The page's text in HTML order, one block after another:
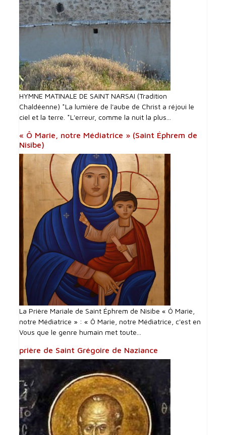
HYMNE MATINALE DE SAINT NARSAI (Tradition
Chaldéenne) *La lumière de l'aube de Christ a réjoui le
ciel et la terre. *L'erreur, comme la nuit la plus...
« Ô Marie, notre Médiatrice » (Saint Éphrem de
Nisibe)
La Prière Mariale de Saint Éphrem de Nisibe « Ô Marie,
notre Médiatrice » : « Ô Marie, notre Médiatrice, c'est en
Vous que le genre humain met toute...
prière de Saint Grégoire de Naziance